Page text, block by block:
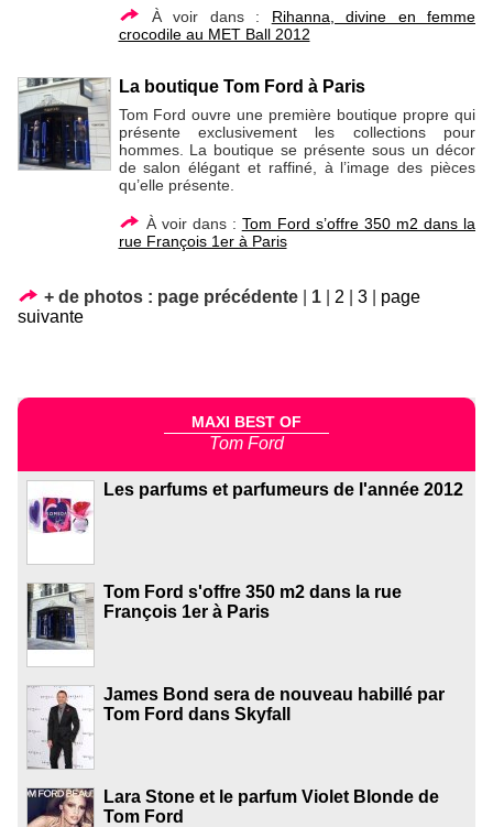
À voir dans : Rihanna, divine en femme
crocodile au MET Ball 2012
La boutique Tom Ford à Paris
Tom Ford ouvre une première boutique propre qui
présente exclusivement les collections pour
hommes. La boutique se présente sous un décor
de salon élégant et raffiné, à l’image des pièces
qu’elle présente.
À voir dans : Tom Ford s’offre 350 m2 dans la
rue François 1er à Paris
+ de photos : page précédente 1 2 3
page
suivante
MAXI BEST OF
Tom Ford
Les parfums et parfumeurs de l'année 2012
Tom Ford s'offre 350 m2 dans la rue
François 1er à Paris
James Bond sera de nouveau habillé par
Tom Ford dans Skyfall
Lara Stone et le parfum Violet Blonde de
Tom Ford